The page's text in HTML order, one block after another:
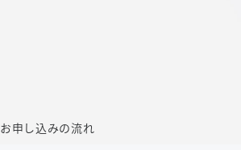
お申し込みの流れ